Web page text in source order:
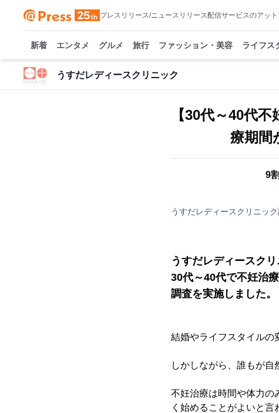
プレスリリース/ニュースリリース配信サービスのアット
新着 エンタメ グルメ 旅行 ファッション・美容 ライフス
うすだレディースクリニック
【30代～40代
療期間
9
うすだレディースクリニック
うすだレディースク
30代～40代で不妊治
調査を実施しました。
結婚やライフスタイルの
しかしながら、誰もが自
不妊治療は時間や体力の
く始めることがよいと言